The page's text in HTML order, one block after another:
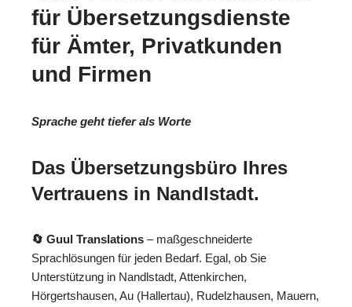
für Übersetzungsdienste
für Ämter, Privatkunden
und Firmen
Sprache geht tiefer als Worte
Das Übersetzungsbüro Ihres
Vertrauens in Nandlstadt.
🔄 Guul Translations – maßgeschneiderte
Sprachlösungen für jeden Bedarf. Egal, ob Sie
Unterstützung in Nandlstadt, Attenkirchen,
Hörgertshausen, Au (Hallertau), Rudelzhausen, Mauern,